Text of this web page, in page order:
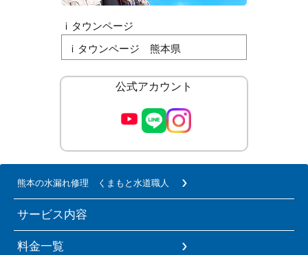
ｉタウンページ
ｉタウンページ 熊本県
公式アカウント
熊本の水漏れ修理 くまもと水道職人
サービス内容
料金一覧